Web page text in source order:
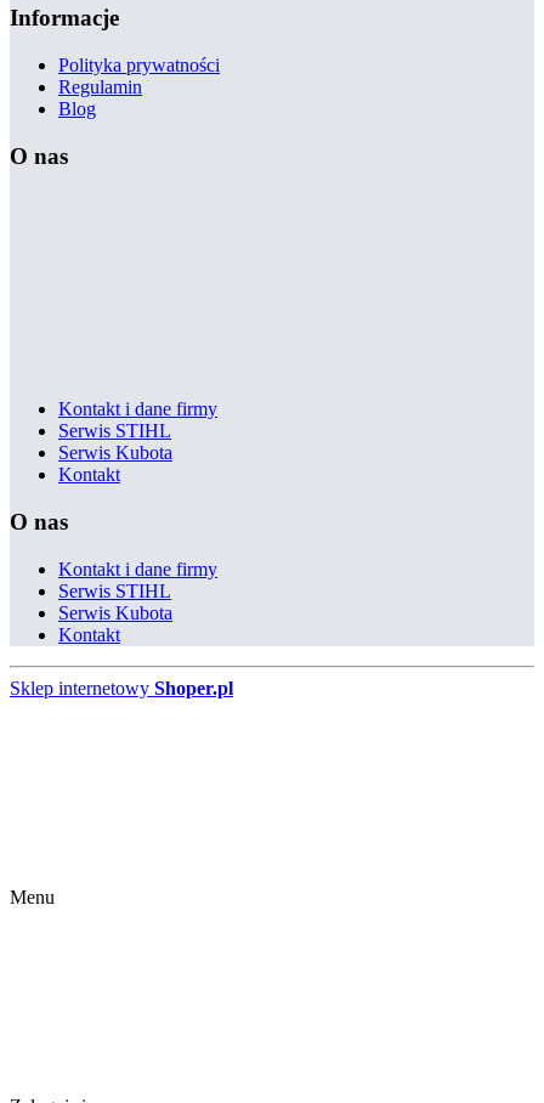
Informacje
Polityka prywatności
Regulamin
Blog
O nas
Kontakt i dane firmy
Serwis STIHL
Serwis Kubota
Kontakt
O nas
Kontakt i dane firmy
Serwis STIHL
Serwis Kubota
Kontakt
Sklep internetowy Shoper.pl
Menu